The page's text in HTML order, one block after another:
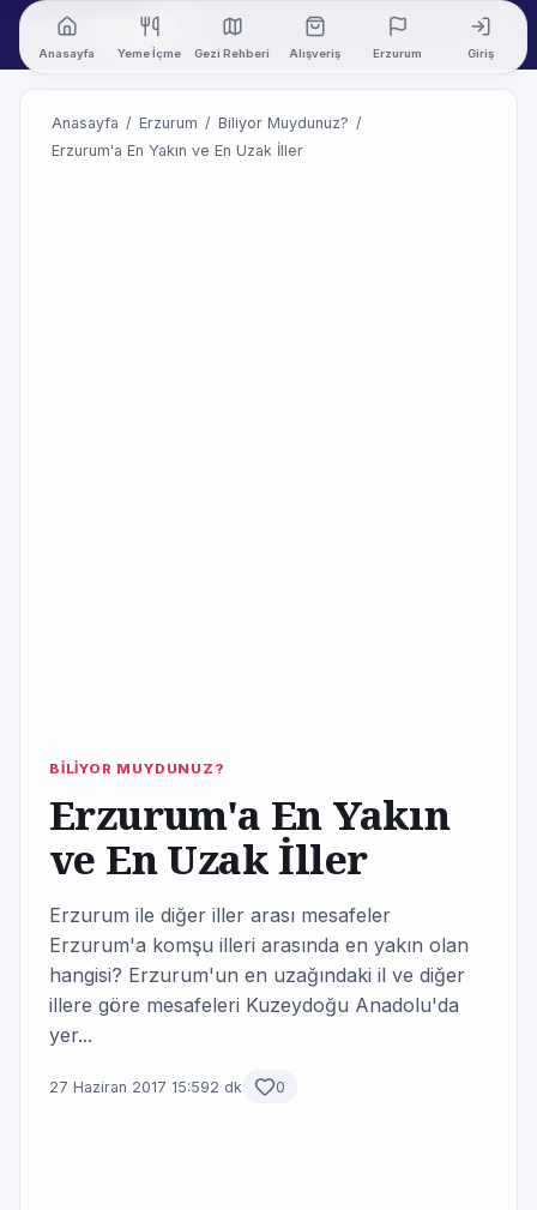
Anasayfa Yeme İçme Gezi Rehberi Alışveriş Erzurum Giriş
Anasayfa / Erzurum / Biliyor Muydunuz? /
Erzurum'a En Yakın ve En Uzak İller
BİLİYOR MUYDUNUZ?
Erzurum'a En Yakın
ve En Uzak İller
Erzurum ile diğer iller arası mesafeler
Erzurum'a komşu illeri arasında en yakın olan
hangisi? Erzurum'un en uzağındaki il ve diğer
illere göre mesafeleri Kuzeydoğu Anadolu'da
yer...
27 Haziran 2017 15:592 dk 0